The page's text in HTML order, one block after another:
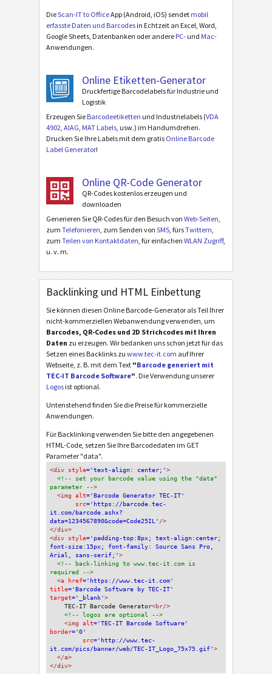
DieScan-IT to OfficeApp (Android, iOS) sendet mobil
erfasste Daten und Barcodes in Echtzeit an Excel, Word,
Google Sheets, Datenbanken oder andere PC- und Mac-
Anwendungen.
Online Etiketten-Generator
Druckfertige Barcodelabels für Industrie und
Logistik
Erzeugen Sie Barcodeetiketten und Industrielabels (VDA
4902 AIAG MAT Labels , usw.) im Handumdrehen.
Drucken Sie Ihre Labels mit dem gratis Online Barcode
Label Generator!
Online QR-Code Generator
QR-Codes kostenlos erzeugen und
downloaden
Generieren Sie QR-Codes für den Besuch von Web-Seiten
zum Telefonieren , zum Senden von SMS , fürsTwittern
zum Teilen von Kontaktdaten , für einfachen WLAN Zugriff,
u. v. m.
Backlinking und HTML Einbettung
Sie können diesen Online Barcode-Generator als Teil Ihrer
nicht-kommerziellen Webanwendung verwenden, um
Barcodes, QR-Codes und 2D Strichcodes mit Ihren
Daten zu erzeugen. Wir bedanken uns schon jetzt für das
Setzen eines Backlinks zu www.tec-it.com auf Ihrer
Webseite, z. B. mit dem Text "Barcode generiert mit
TEC-IT Barcode Software". Die Verwendung unserer
Logos ist optional.
Untenstehend finden Sie die Preise für kommerzielle
Anwendungen.
Für Backlinking verwenden Sie bitte den angegebenen
HTML-Code, setzen Sie Ihre Barcodedaten im GET
Parameter "data".
<div style='text-align: center;'>
<!-- set your barcode value using the "data"
parameter -->
<img alt='Barcode Generator TEC-IT'
src='https://barcode.tec-
it.com/barcode.ashx?
data=1234567890&code=Code25IL' />
</div>
<div style='padding-top:8px; text-align:center;
font-size:15px; font-family: Source Sans Pro,
Arial, sans-serif;'>
<!-- back-linking to www.tec-it.com is
required -->
<a href='https://www.tec-it.com'
title='Barcode Software by TEC-IT'
target='_blank'>
TEC-IT Barcode Generator<br/>
<!-- logos are optional -->
<img alt='TEC-IT Barcode Software'
border='0'
src='http://www.tec-
it.com/pics/banner/web/TEC-IT_Logo_75x75.gif'>
</a>
</div>